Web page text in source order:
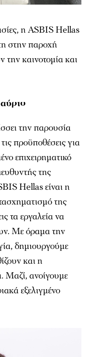
η ASBIS Hellas
στην παροχή
καινοτομία και
την παρουσία
προϋποθέσεις για
επιχειρηματικό
της
Hellas είναι η
της
τα εργαλεία να
Με όραμα την
δημιουργούμε
και η
Μαζί, ανοίγουμε
εξελιγμένο